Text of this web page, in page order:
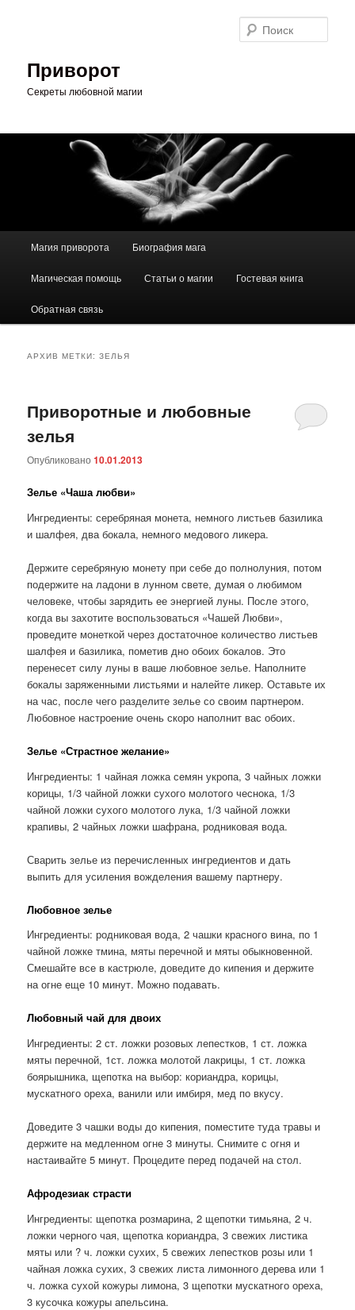
Приворот
Секреты любовной магии
Магия приворота Биография мага
Магическая помощь Статьи о магии Гостевая книга
Обратная связь
АРХИВ МЕТКИ:ЗЕЛЬЯ
Приворотные и любовные
зелья
Опубликовано10.01.2013
Зелье «Чаша любви»
Ингредиенты: серебряная монета, немного листьев базилика
и шалфея, два бокала, немного медового ликера.
Держите серебряную монету при себе до полнолуния, потом
подержите на ладони в лунном свете, думая о любимом
человеке, чтобы зарядить ее энергией луны. После этого,
когда вы захотите воспользоваться «Чашей Любви»,
проведите монеткой через достаточное количество листьев
шалфея и базилика, пометив дно обоих бокалов. Это
перенесет силу луны в ваше любовное зелье. Наполните
бокалы заряженными листьями и налейте ликер. Оставьте их
на час, после чего разделите зелье со своим партнером.
Любовное настроение очень скоро наполнит вас обоих.
Зелье «Страстное желание»
Ингредиенты: 1 чайная ложка семян укропа, 3 чайных ложки
корицы, 1/3 чайной ложки сухого молотого чеснока, 1/3
чайной ложки сухого молотого лука, 1/3 чайной ложки
крапивы, 2 чайных ложки шафрана, родниковая вода.
Сварить зелье из перечисленных ингредиентов и дать
выпить для усиления вожделения вашему партнеру.
Любовное зелье
Ингредиенты: родниковая вода, 2 чашки красного вина, по 1
чайной ложке тмина, мяты перечной и мяты обыкновенной.
Смешайте все в кастрюле, доведите до кипения и держите
на огне еще 10 минут. Можно подавать.
Любовный чай для двоих
Ингредиенты: 2 ст. ложки розовых лепестков, 1 ст. ложка
мяты перечной, 1ст. ложка молотой лакрицы, 1 ст. ложка
боярышника, щепотка на выбор: кориандра, корицы,
мускатного ореха, ванили или имбиря, мед по вкусу.
Доведите 3 чашки воды до кипения, поместите туда травы и
держите на медленном огне 3 минуты. Снимите с огня и
настаивайте 5 минут. Процедите перед подачей на стол.
Афродезиак страсти
Ингредиенты: щепотка розмарина, 2 щепотки тимьяна, 2 ч.
ложки черного чая, щепотка кориандра, 3 свежих листика
мяты или ? ч. ложки сухих, 5 свежих лепестков розы или 1
чайная ложка сухих, 3 свежих листа лимонного дерева или 1
ч. ложка сухой кожуры лимона, 3 щепотки мускатного ореха,
3 кусочка кожуры апельсина.